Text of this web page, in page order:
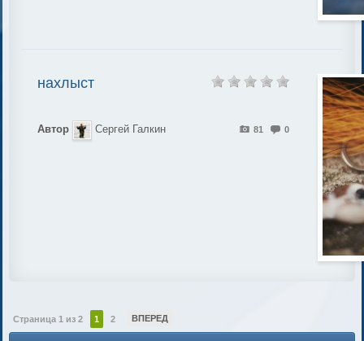
нахлыст
81 0
Автор Сергей Галкин
Страница 1 из 2 1 2 ВПЕРЕД